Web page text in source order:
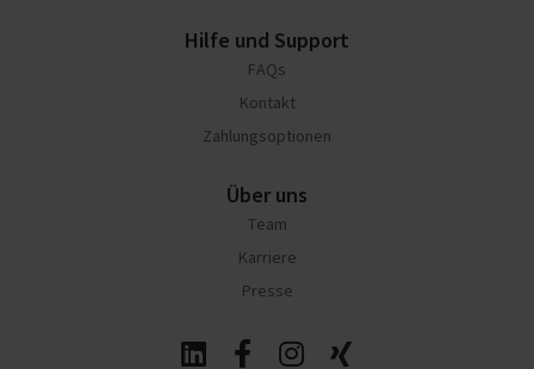
Hilfe und Support
FAQs
Kontakt
Zahlungsoptionen
Über uns
Team
Karriere
Presse